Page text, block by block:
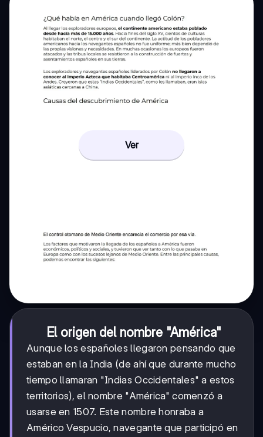
Ver
El origen del nombre "América"
Aunque los españoles llegaron pensando que
estaban en la India (de ahí que durante mucho
tiempo llamaran "Indias Occidentales" a estos
territorios), el nombre "América" comenzó a
usarse en 1507. Este nombre honraba a
Américo Vespucio, navegante que participó en